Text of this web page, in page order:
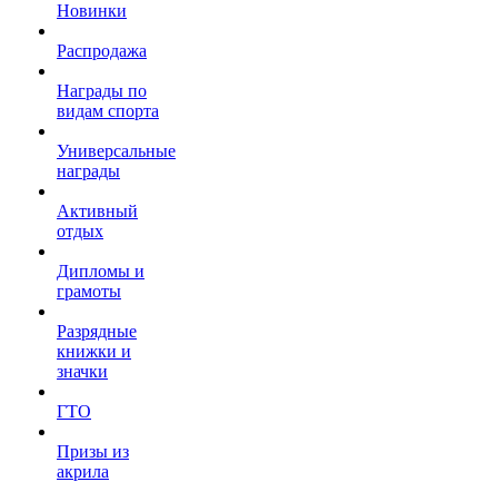
Новинки
Распродажа
Награды по
видам спорта
Универсальные
награды
Активный
отдых
Дипломы и
грамоты
Разрядные
книжки и
значки
ГТО
Призы из
акрила